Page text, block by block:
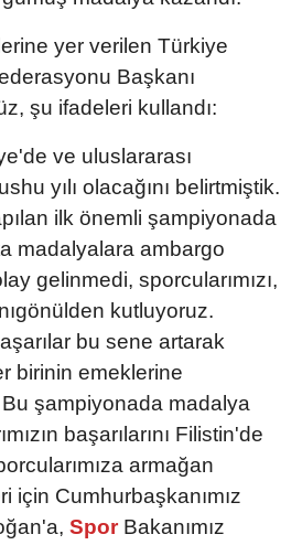
yer verilen Türkiye
Başkanı
şu ifadeleri kullandı:
ve uluslararası
yılı olacağını belirtmiştik.
ilk önemli şampiyonada
madalyalara ambargo
gelinmedi, sporcularımızı,
kutluyoruz.
bu sene artarak
birinin emeklerine
şampiyonada madalya
başarılarını Filistin'de
armağan
için Cumhurbaşkanımız
Spor Bakanımız